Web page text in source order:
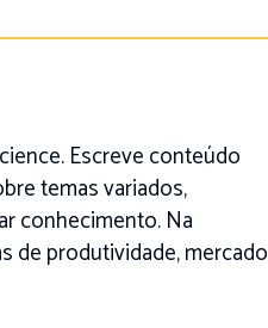
Escreve conteúdo
temas variados,
conhecimento. Na
de produtividade, mercado